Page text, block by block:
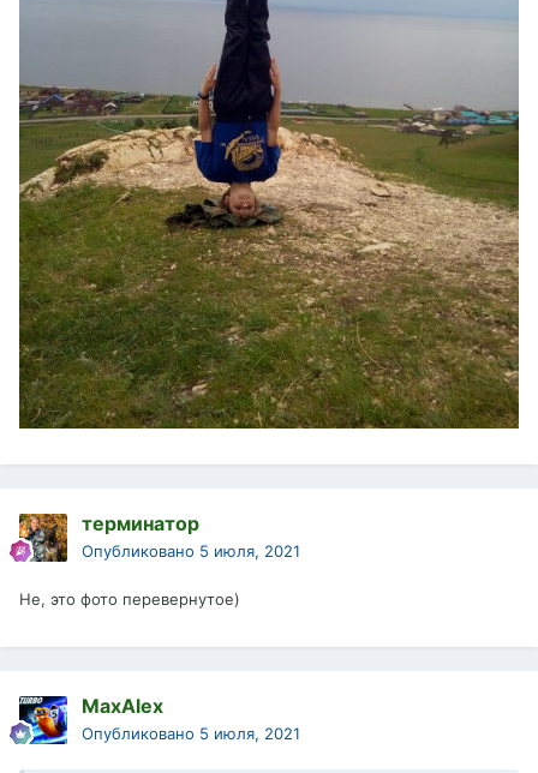
терминатор
Опубликовано 5 июля, 2021
Не, это фото перевернутое)
MaxAlex
Опубликовано 5 июля, 2021